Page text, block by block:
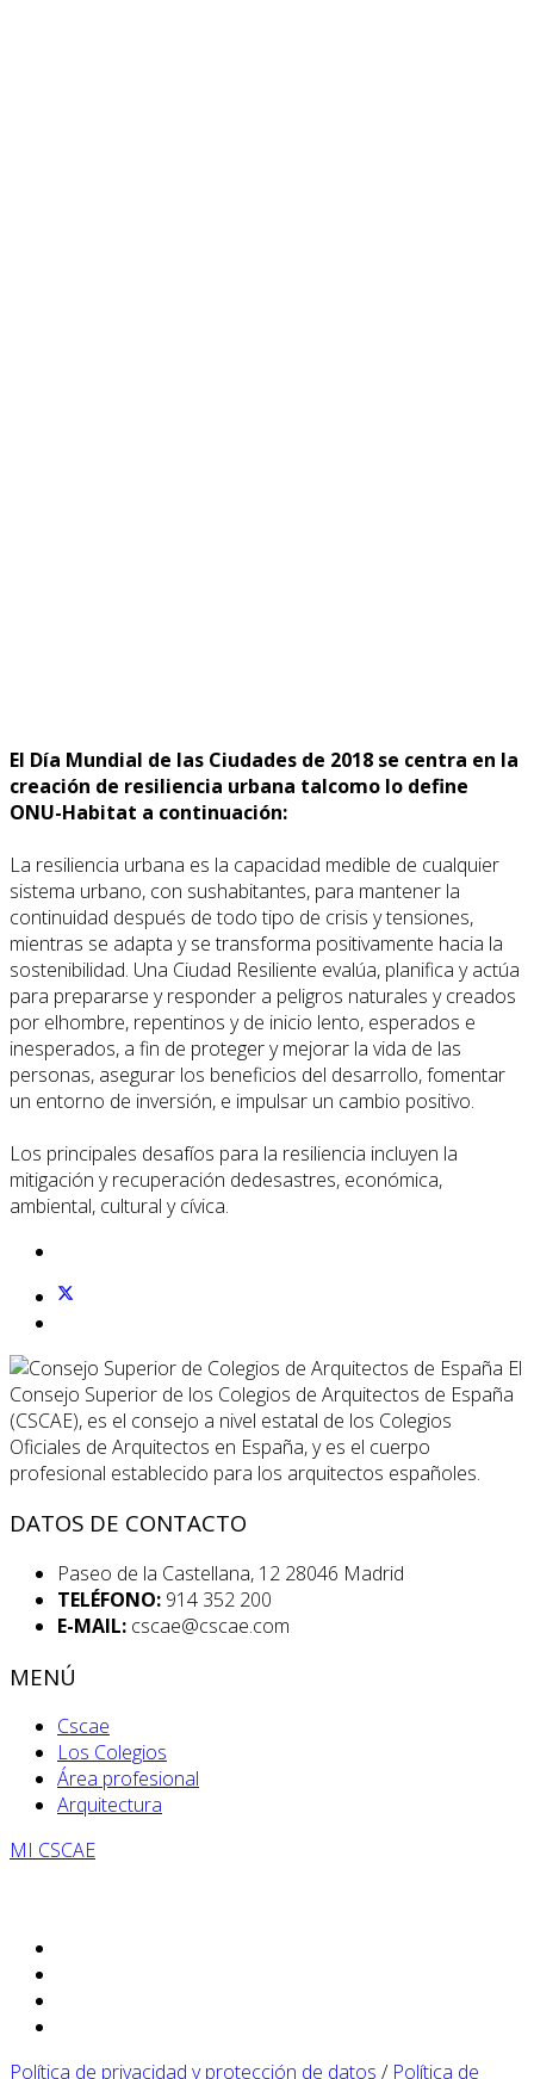
El Día Mundial de las Ciudades de 2018 se centra en la
creación de resiliencia urbana talcomo lo define
ONU-Habitat a continuación:
La resiliencia urbana es la capacidad medible de cualquier
sistema urbano, con sushabitantes, para mantener la
continuidad después de todo tipo de crisis y tensiones,
mientras se adapta y se transforma positivamente hacia la
sostenibilidad. Una Ciudad Resiliente evalúa, planifica y actúa
para prepararse y responder a peligros naturales y creados
por elhombre, repentinos y de inicio lento, esperados e
inesperados, a fin de proteger y mejorar la vida de las
personas, asegurar los beneficios del desarrollo, fomentar
un entorno de inversión, e impulsar un cambio positivo.
Los principales desafíos para la resiliencia incluyen la
mitigación y recuperación dedesastres, económica,
ambiental, cultural y cívica.
El
Consejo Superior de los Colegios de Arquitectos de España
(CSCAE), es el consejo a nivel estatal de los Colegios
Oficiales de Arquitectos en España, y es el cuerpo
profesional establecido para los arquitectos españoles.
DATOS DE CONTACTO
Paseo de la Castellana, 12 28046 Madrid
TELÉFONO: 914 352 200
E-MAIL: cscae@cscae.com
MENÚ
Cscae
Los Colegios
Área profesional
Arquitectura
MI CSCAE
Política de privacidad y protección de datos / Política de